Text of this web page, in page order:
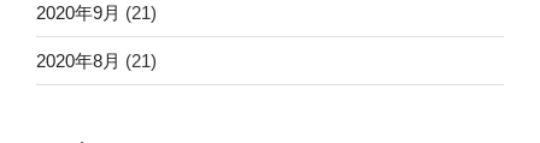
2020年9月 (21)
2020年8月 (21)